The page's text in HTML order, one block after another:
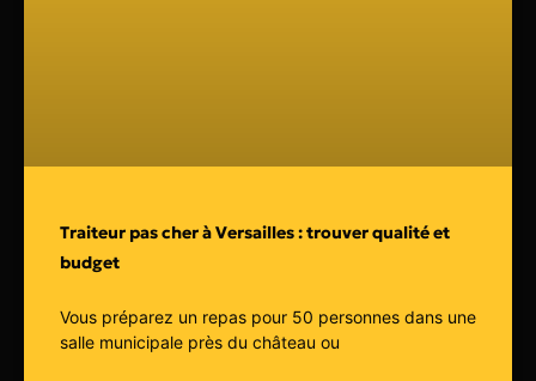
Traiteur pas cher à Versailles : trouver qualité et
budget
Vous préparez un repas pour 50 personnes dans une
salle municipale près du château ou